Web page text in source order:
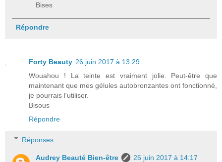
Bises
Répondre
Forty Beauty 26 juin 2017 à 13:29
Wouahou ! La teinte est vraiment jolie. Peut-être que
maintenant que mes gélules autobronzantes ont fonctionné,
je pourrais l'utiliser.
Bisous
Répondre
Réponses
Audrey Beauté Bien-être
26 juin 2017 à 14:17